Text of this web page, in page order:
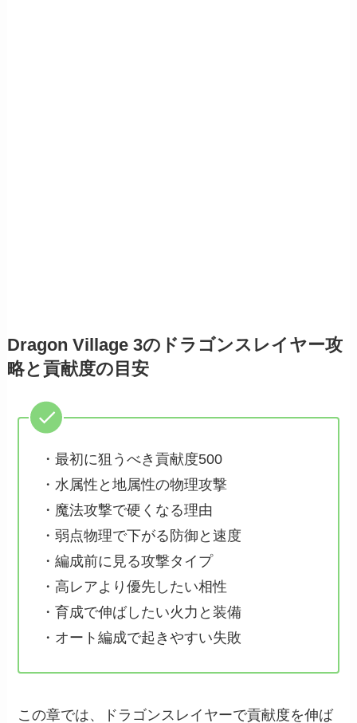
Dragon Village 3のドラゴンスレイヤー攻
略と貢献度の目安
・最初に狙うべき貢献度500
・水属性と地属性の物理攻撃
・魔法攻撃で硬くなる理由
・弱点物理で下がる防御と速度
・編成前に見る攻撃タイプ
・高レアより優先したい相性
・育成で伸ばしたい火力と装備
・オート編成で起きやすい失敗
この章では、ドラゴンスレイヤーで貢献度を伸ば